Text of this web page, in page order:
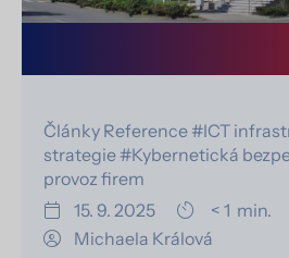
Články Reference #ICT
strategie #Kybernetická
provoz firem
15. 9. 2025
< 1 min.
Michaela Králová